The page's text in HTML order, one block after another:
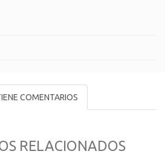
COMENTARIOS
RELACIONADOS